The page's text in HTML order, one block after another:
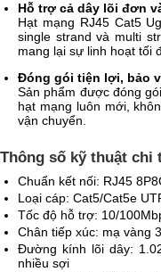
Hỗ trợ cả dây lõi đơn
Hạt mạng RJ45 Cat5
single strand và multi
mang lại sự linh hoạt tối
Đóng gói tiện lợi, bảo
Sản phẩm được đóng
hạt mạng luôn mới,
vận chuyển.
Thông số kỹ thuật chi
Chuẩn kết nối: RJ45
Loại cáp: Cat5/Cat5e
Tốc độ hỗ trợ: 10/
Chân tiếp xúc: mạ vàng
Đường kính lõi dây:
nhiều sợi